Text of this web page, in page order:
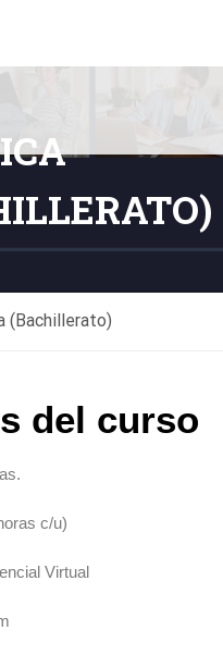
(Bachillerato)
del curso
c/u)
Virtual